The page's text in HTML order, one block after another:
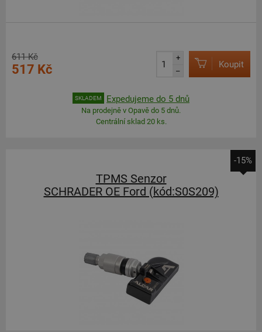
611 Kč
517 Kč
+
–
Koupit
SKLADEM Expedujeme do 5 dnů
Na prodejně v Opavě do 5 dnů.
Centrální sklad 20 ks.
-15%
TPMS Senzor
SCHRADER OE Ford (kód:S0S209)